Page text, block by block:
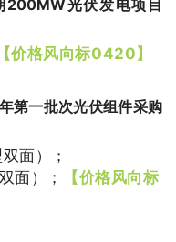
200MW光伏发电项目
【价格风向标0420】
第一批次光伏组件采购
面）
；
面） ；
【价格风向标